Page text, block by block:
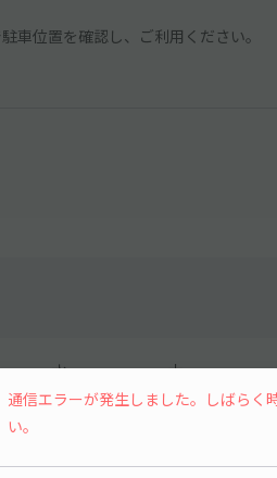
車位置を確認し、ご利用ください。
水 木
通信エラーが発生しました。しばらく
い。